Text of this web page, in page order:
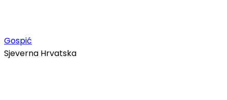
Gospić
Sjeverna Hrvatska